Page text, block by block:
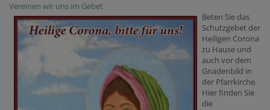
Vereinen wir uns im Gebet
Beten Sie das
Schutzgebet der
Heiligen Corona
zu Hause und
auch vor dem
Gnadenbild in
der Pfarrkirche.
Hier finden Sie
die